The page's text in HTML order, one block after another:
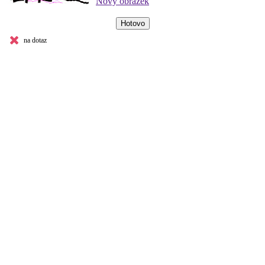
na dotaz